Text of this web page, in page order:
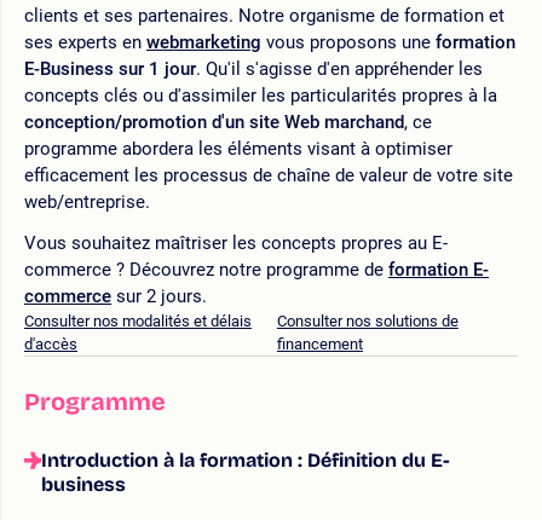
clients et ses partenaires. Notre organisme de formation et
ses experts en webmarketing vous proposons une formation
E-Business sur 1 jour. Qu'il s'agisse d'en appréhender les
concepts clés ou d'assimiler les particularités propres à la
conception/promotion d'un site Web marchand, ce
programme abordera les éléments visant à optimiser
efficacement les processus de chaîne de valeur de votre site
web/entreprise.
Vous souhaitez maîtriser les concepts propres au E-
commerce ? Découvrez notre programme de formation E-
commerce sur 2 jours.
Consulter nos modalités et délais
d'accès
Consulter nos solutions de
financement
Programme
Introduction à la formation : Définition du E-
business